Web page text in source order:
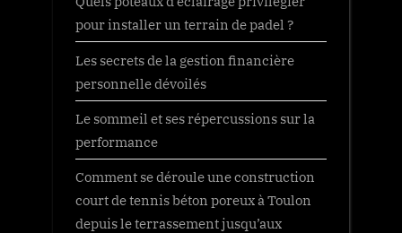
pour installer un terrain de padel ?
Les secrets de la gestion financière
personnelle dévoilés
Le sommeil et ses répercussions sur la
performance
Comment se déroule une construction
court de tennis béton poreux à Toulon
depuis le terrassement jusqu’aux